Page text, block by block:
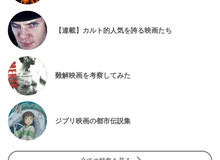
【連載】カルト的人気を誇る映画たち
難解映画を考察してみた
ジブリ映画の都市伝説集